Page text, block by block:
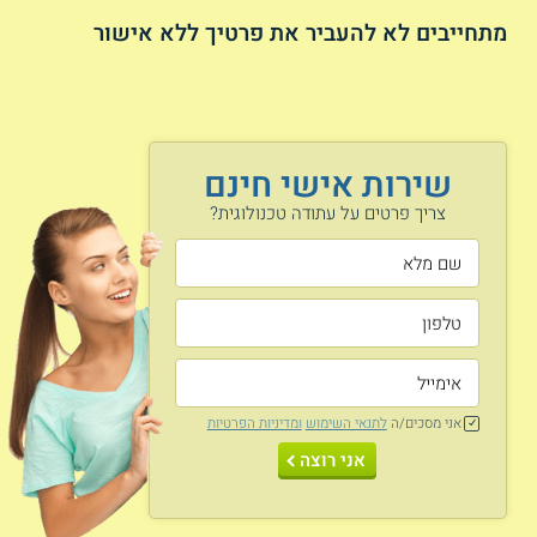
בנוסף, קראו עלתנאי קבלה לעתודה בצבא
לאחר סיום הלימודים (בדרך כלל שנה אך ניתן להמשיך גם לכיתה
המתאימים לתחום הלימודים שלכם. כך ניתן לשלב בין הקריירה
שלכם לבין השרות הצבאי בצורה מוצלחת ומועילה לעתידכם
המקצועי.
מהם מועדי הגיוס של עתודאים לצה"ל?
בוגרי העתודה הטכנולוגית שיסיימו את לימודיהם באפריל יתגייסו
לצה"ל בחודשים מאי עד ספטמבר.
כמה זמן חותמים קבע?
העתודאים במסלול זה ישרתו מעבר לשלוש השנים הרגילות אותם
משרתים שאר החיילים, וזאת בשל האופי המיוחד של המסלול
שלהם. בוגרי כיתה י"ג (בנים ובנות) מתחייבים לשרת בקבע 9
חודשים בכל המסלולים. בוגרי כיתה י"ד מתחייבים לחצי שנת קבע
שירות אישי חינם
צריך פרטים על עתודה טכנולוגית?
אני מסכים/הלתנאי השימוש ומדיניות הפרטיות
אני רוצה
מתחייבים לא להעביר את פרטיך ללא אישור